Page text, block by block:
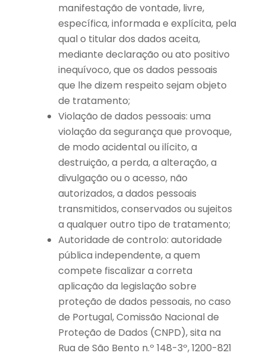
manifestação de vontade, livre,
específica, informada e explícita, pela
qual o titular dos dados aceita,
mediante declaração ou ato positivo
inequívoco, que os dados pessoais
que lhe dizem respeito sejam objeto
de tratamento;
Violação de dados pessoais: uma
violação da segurança que provoque,
de modo acidental ou ilícito, a
destruição, a perda, a alteração, a
divulgação ou o acesso, não
autorizados, a dados pessoais
transmitidos, conservados ou sujeitos
a qualquer outro tipo de tratamento;
Autoridade de controlo: autoridade
pública independente, a quem
compete fiscalizar a correta
aplicação da legislação sobre
proteção de dados pessoais, no caso
de Portugal, Comissão Nacional de
Proteção de Dados (CNPD), sita na
Rua de São Bento n.º 148-3º, 1200-821